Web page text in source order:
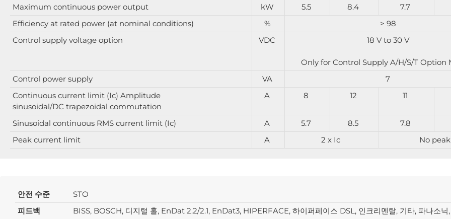
Maximum continuous power output
kW 5.5 8.4 7.7
Efficiency at rated power (at nominal conditions)
%
> 98
Control supply voltage option
VDC 18 V to 30 V
Only for Control Supply A/H/S/T Option
Control power supply
VA
7
Continuous current limit (Ic) Amplitude
sinusoidal/DC trapezoidal commutation
A 8 12 11
Sinusoidal continuous RMS current limit (Ic) A 5.7 8.5 7.8
Peak current limit
A 2 x Ic No peak
안전 수준
STO
피드백
BISS, BOSCH, 디지털 홀, EnDat 2.2/2.1, EnDat3, HIPERFACE, 하이퍼페이스 DSL, 인크리멘탈, 기타, 파나소